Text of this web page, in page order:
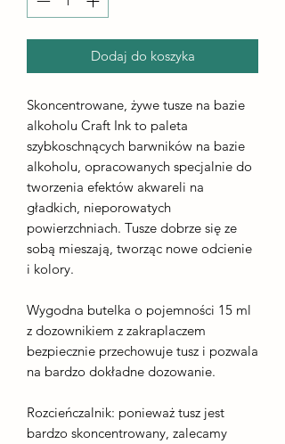
Dodaj do koszyka
Skoncentrowane, żywe tusze na bazie
alkoholu Craft Ink to paleta
szybkoschnących barwników na bazie
alkoholu, opracowanych specjalnie do
tworzenia efektów akwareli na
gładkich, nieporowatych
powierzchniach. Tusze dobrze się ze
sobą mieszają, tworząc nowe odcienie
i kolory.
Wygodna butelka o pojemności 15 ml
z dozownikiem z zakraplaczem
bezpiecznie przechowuje tusz i pozwala
na bardzo dokładne dozowanie.
Rozcieńczalnik: ponieważ tusz jest
bardzo skoncentrowany, zalecamy